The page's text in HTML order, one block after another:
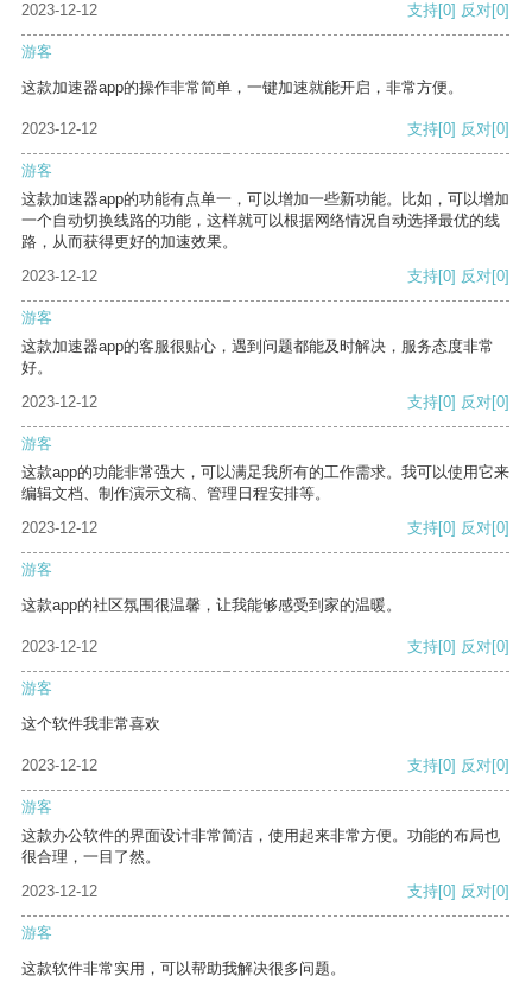
2023-12-12 支持[0] 反对[0]
游客
这款加速器app的操作非常简单，一键加速就能开启，非常方便。
2023-12-12 支持[0] 反对[0]
游客
这款加速器app的功能有点单一，可以增加一些新功能。比如，可以增加
一个自动切换线路的功能，这样就可以根据网络情况自动选择最优的线
路，从而获得更好的加速效果。
2023-12-12
支持[0] 反对[0]
游客
这款加速器app的客服很贴心，遇到问题都能及时解决，服务态度非常
好。
2023-12-12
支持[0] 反对[0]
游客
这款app的功能非常强大，可以满足我所有的工作需求。我可以使用它来
编辑文档、制作演示文稿、管理日程安排等。
2023-12-12
支持[0] 反对[0]
游客
这款app的社区氛围很温馨，让我能够感受到家的温暖。
2023-12-12 支持[0] 反对[0]
游客
这个软件我非常喜欢
2023-12-12 支持[0] 反对[0]
游客
这款办公软件的界面设计非常简洁，使用起来非常方便。功能的布局也
很合理，一目了然。
2023-12-12
支持[0] 反对[0]
游客
这款软件非常实用，可以帮助我解决很多问题。